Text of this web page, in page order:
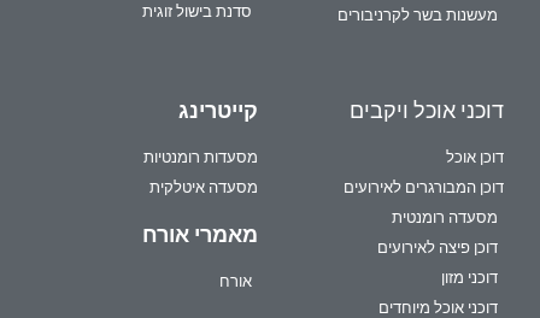
מעשנות בשר לקרניבורים
סדנת בישול זוגית
דוכני אוכל ויקבים
דוכן אוכל
דוכן המבורגרים לאירועים
מסעדה רומנטית
דוכן פיצה לאירועים
דוכני מזון
דוכני אוכל מיוחדים
קייטרינג
מסעדות רומנטיות
מסעדה איטלקית
מאמרי אורח
אורח